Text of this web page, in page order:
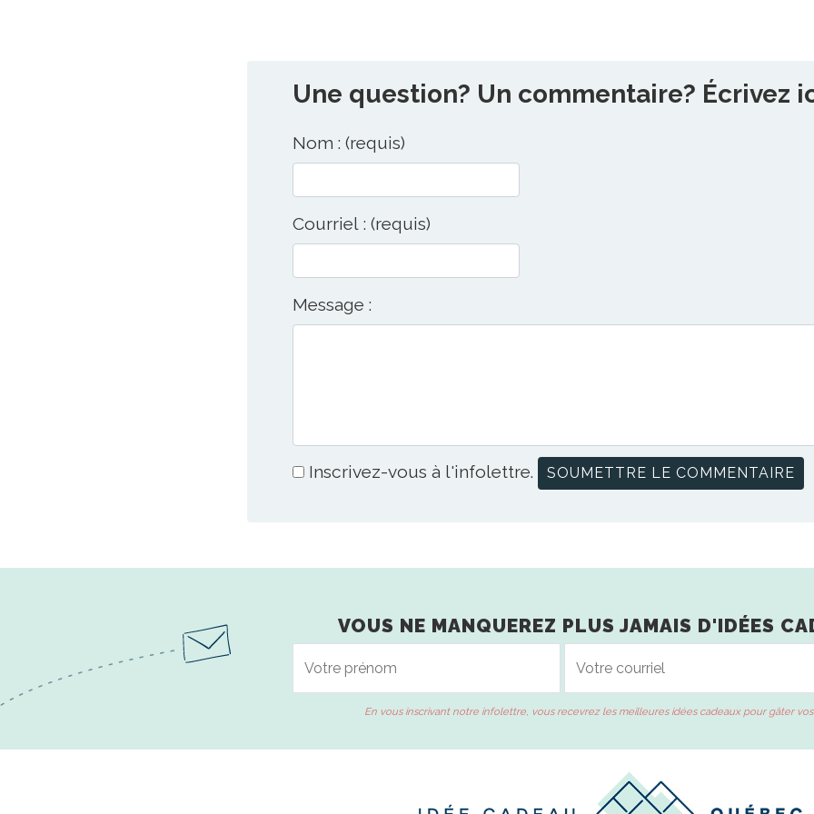
Une question? Un commentaire? Écrivez
Nom : (requis)
Courriel : (requis)
Message :
Inscrivez-vous à l'infolettre.
VOUS NE MANQUEREZ PLUS JAMAIS D'IDÉES
En vous inscrivant notre infolettre, vous recevrez les meilleures idées cadeaux pour gâter